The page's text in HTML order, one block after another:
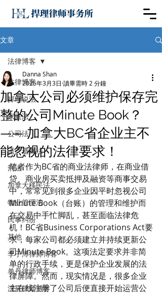
文章
法律博客
捍理说法
家庭法
公司法
遗产遗嘱法
刑法
加拿大移民法
物业管理法
民事纠纷
其他
李子沛律师博客
单丹律师博客
沈辰律师博客
法律博客
加拿大公司必须维护保存完
整的公司Minute Book？
—— 加拿大BC省企业主不
能忽视的法律要求！
Danna Shan
2025年3月3日 讀畢需時 2 分鐘
笔者作为BC省的商业法律师，在商业借
贷、商业房买卖抵押及融资等商事交易
中，常常见到很多企业因平时忽视公司
Minute Book（台账）的管理和维护而
在交易中手忙脚乱，甚至面临法律危
机！BC省Business Corporations Act要
求，每家公司都必须建立并持续更新公
司Minute Book。这项法定要求并非简
单的行政手续，更是保护企业发展的法
律屏障。然而，现实情况是，很多企业
主在线注册了公司后便直接开始运营公